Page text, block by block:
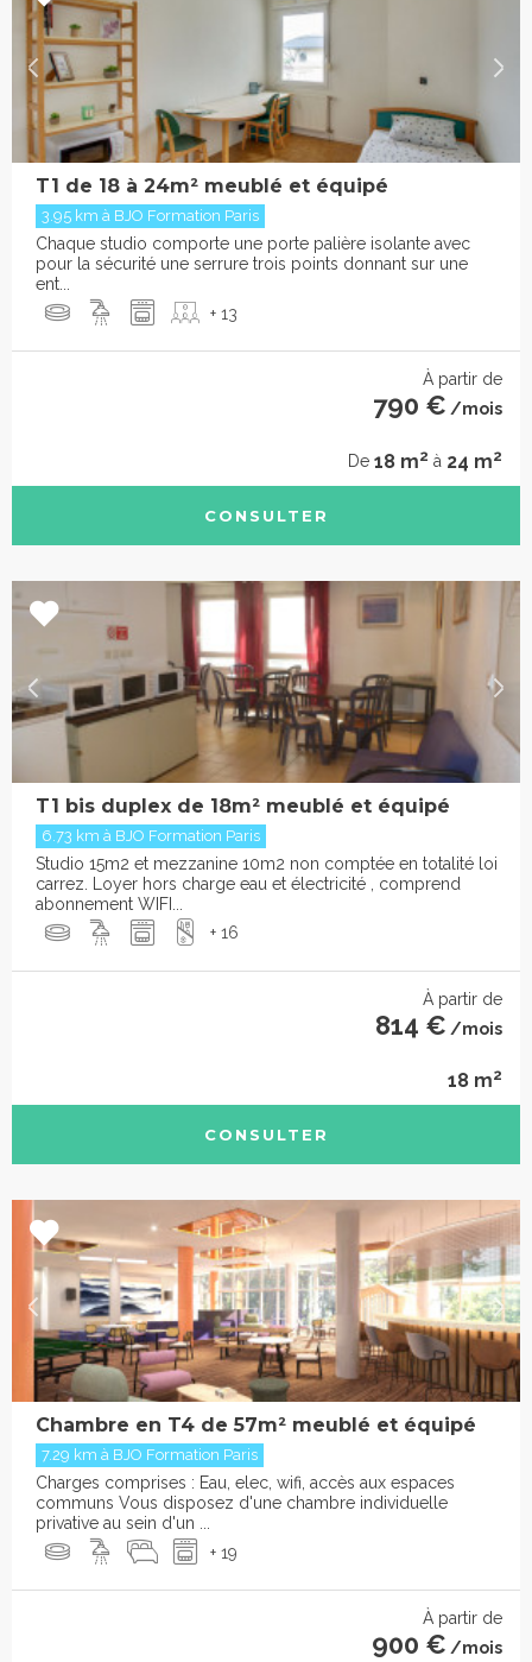
T1 de 18 à 24m² meublé et équipé
3.95 km à BJO Formation Paris
Chaque studio comporte une porte palière isolante avec
pour la sécurité une serrure trois points donnant sur une
ent...
+ 13
À partir de
790 € /mois
De 18 m2 à 24 m2
CONSULTER
T1 bis duplex de 18m² meublé et équipé
6.73 km à BJO Formation Paris
Studio 15m2 et mezzanine 10m2 non comptée en totalité loi
carrez. Loyer hors charge eau et électricité , comprend
abonnement WIFI...
+ 16
À partir de
814 € /mois
18 m2
CONSULTER
Chambre en T4 de 57m² meublé et équipé
7.29 km à BJO Formation Paris
Charges comprises : Eau, elec, wifi, accès aux espaces
communs Vous disposez d'une chambre individuelle
privative au sein d'un ...
+ 19
À partir de
900 € /mois